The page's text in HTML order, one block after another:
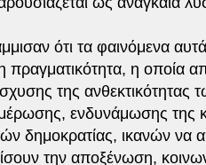
ότι τα φαινόμενα
η οποία
της
ενδυνάμωσης της
δημοκρατίας, ικανών να
την αποξένωση,